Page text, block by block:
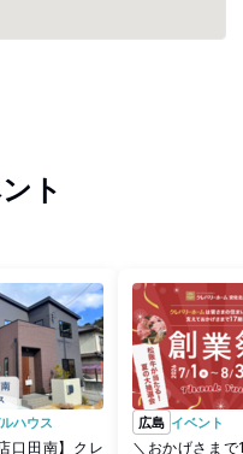
ト
ハウス
口田南】クレ
広島 イベント
＼おかげさま